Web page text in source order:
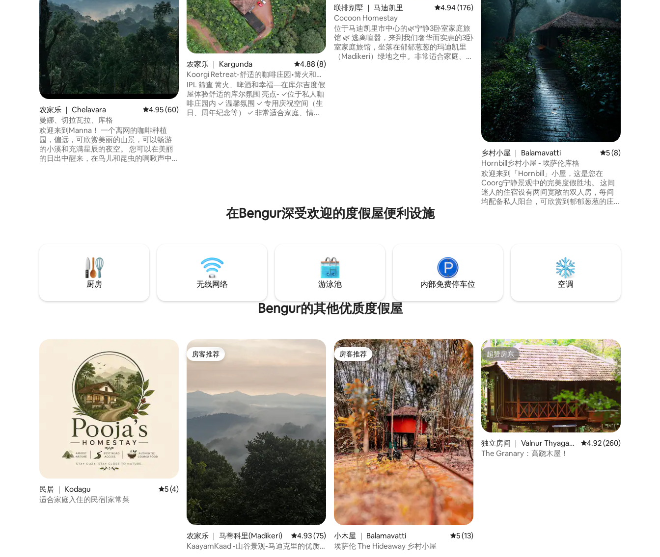
农家乐 ｜ Chelavara 平均评分 4.95 分（满分 5 分），共 60 条评价
4.95 (60)
曼娜、切拉瓦拉、库格
欢迎来到Manna！ 一个离网的咖啡种植
园，偏远，可欣赏美丽的山景，可以畅游
的小溪和充满星辰的夜空。 您可以在美丽
的日出中醒来，在鸟儿和昆虫的啁啾声中
农家乐 ｜ Kargunda 平均评分 4.88 分（满分 5 分），共 8 条评价
4.88 (8)
Koorgi Retreat-舒适的咖啡庄园•篝火和烧
烤
IPL 筛查 篝火、啤酒和幸福—在库尔吉度假
屋体验舒适的库尔氛围 亮点- ✓位于私人咖
啡庄园内 ✓ 温馨氛围 ✓ 专用庆祝空间（生
日、周年纪念等） ✓ 非常适合家庭、情
联排别墅 ｜ 马迪凯里 平均评分 4.94 分（满分 5 分），共 176 条评价
4.94 (176)
Cocoon Homestay
位于马迪凯里市中心的🌿宁静3卧室家庭旅
馆 🌿 逃离喧嚣，来到我们奢华而实惠的3卧
室家庭旅馆，坐落在郁郁葱葱的玛迪凯里
（Madikeri）绿地之中。非常适合家庭、情
乡村小屋 ｜ Balamavatti 平均评分 5 分（
5 (8)
Hornbill乡村小屋 - 埃萨伦库格
欢迎来到「Hornbill」小屋，这是您在
Coorg宁静景观中的完美度假胜地。 这间
迷人的住宿设有两间宽敞的双人房，每间
均配备私人阳台，可欣赏到郁郁葱葱的庄
在Bengur深受欢迎的度假屋便利设施
厨房 无线网络 游泳池 内部免费停车位 空调
Bengur的其他优质度假屋
民居 ｜ Kodagu 平均评分 5 分（满分 5 分），共 4 条评价
5 (4)
适合家庭入住的民宿|家常菜
房客推荐
房客推荐
农家乐 ｜ 马蒂科里(Madikeri) 平均评分 4.93 分（满分 5 分），共 75 条评价
4.93 (75)
KaayamKaad -山谷景观-马迪克里的优质
房客推荐
房客推荐
小木屋 ｜ Balamavatti 平均评分 5 分（满分 5 分），共 13 条评价
5 (13)
埃萨伦 The Hideaway 乡村小屋
超赞房东
超赞房东
独立房间 ｜ Valnur Thyagath
ur
平均评分 4.92 分（满
4.92 (260)
The Granary：高跷木屋！